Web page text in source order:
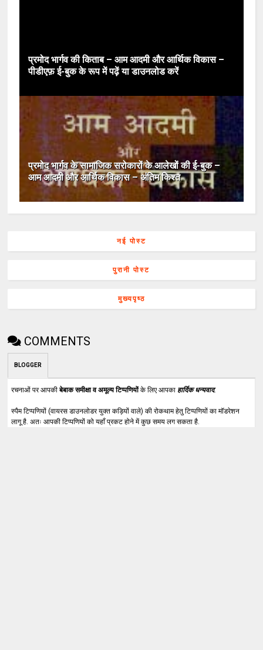
प्रमोद भार्गव की किताब – आम आदमी और आर्थिक विकास –
पीडीएफ़ ई-बुक के रूप में पढ़ें या डाउनलोड करें
प्रमोद भार्गव के सामाजिक सरोकारों के आलेखों की ई-बुक –
आम आदमी और आर्थिक विकास – अंतिम किश्त
नई पोस्ट
पुरानी पोस्ट
मुख्यपृष्ठ
COMMENTS
BLOGGER
रचनाओं पर आपकीबेबाक समीक्षा व अमूल्य टिप्पणियोंके लिए आपका हार्दिक धन्यवाद.
स्पैम टिप्पणियों (वायरस डाउनलोडर युक्त कड़ियों वाले) की रोकथाम हेतु टिप्पणियों का मॉडरेशन
लागू है. अतः आपकी टिप्पणियों को यहाँ प्रकट होने में कुछ समय लग सकता है.